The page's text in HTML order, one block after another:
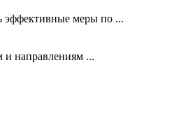
эффективные меры по ...
и направлениям ...